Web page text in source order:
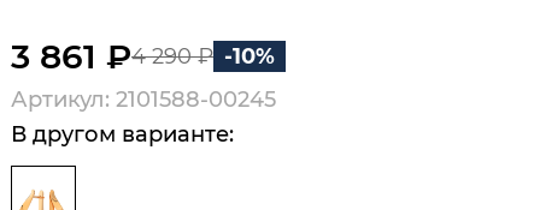
3 861 ₽4 290 ₽ -10%
Артикул: 2101588-00245
В другом варианте: